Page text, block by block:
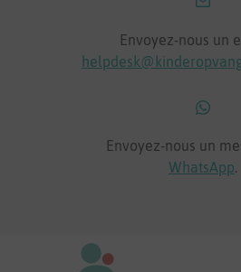
Envoyez-nous un
Envoyez-nous un
WhatsApp.